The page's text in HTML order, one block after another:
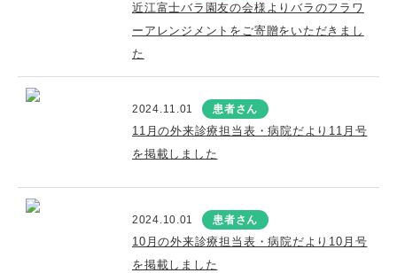
近江富士バラ園友の会様よりバラのフラワ
ーアレンジメントをご寄贈をいただきまし
た
2024.11.01 患者さん
11月の外来診療担当表・病院だより11月号
を掲載しました
2024.10.01 患者さん
10月の外来診療担当表・病院だより10月号
を掲載しました